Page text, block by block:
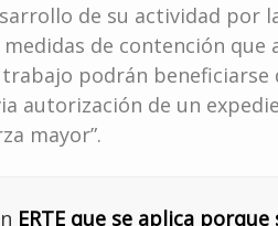
de su actividad por
de contención que
podrán beneficiarse
autorización de un
mayor”.
ERTE que se aplica